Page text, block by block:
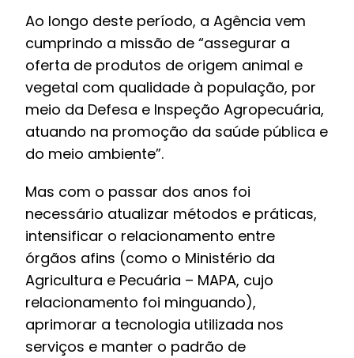
Ao longo deste período, a Agência vem
cumprindo a missão de “assegurar a
oferta de produtos de origem animal e
vegetal com qualidade à população, por
meio da Defesa e Inspeção Agropecuária,
atuando na promoção da saúde pública e
do meio ambiente”.
Mas com o passar dos anos foi
necessário atualizar métodos e práticas,
intensificar o relacionamento entre
órgãos afins (como o Ministério da
Agricultura e Pecuária – MAPA, cujo
relacionamento foi minguando),
aprimorar a tecnologia utilizada nos
serviços e manter o padrão de